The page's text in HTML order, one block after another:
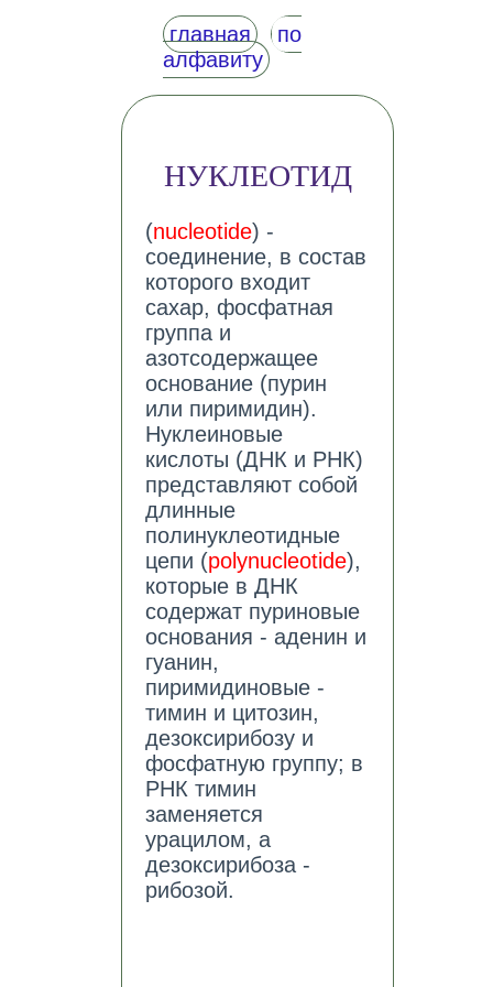
главная
по
алфавиту
НУКЛЕОТИД
(nucleotide) -
соединение, в состав
которого входит
сахар, фосфатная
группа и
азотсодержащее
основание (пурин
или пиримидин).
Нуклеиновые
кислоты (ДНК и РНК)
представляют собой
длинные
полинуклеотидные
цепи (polynucleotide),
которые в ДНК
содержат пуриновые
основания - аденин и
гуанин,
пиримидиновые -
тимин и цитозин,
дезоксирибозу и
фосфатную группу; в
РНК тимин
заменяется
урацилом, а
дезоксирибоза -
рибозой.